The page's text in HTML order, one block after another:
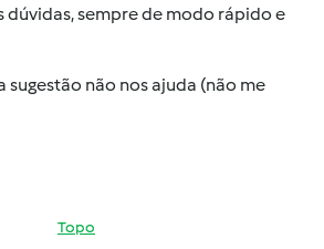
dúvidas, sempre de modo rápido e
sugestão não nos ajuda (não me
Topo